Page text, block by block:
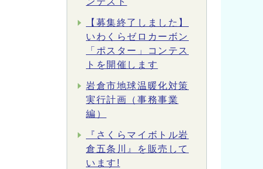
【募集終了しました】
いわくらゼロカーボン
「ポスター」コンテス
トを開催します
岩倉市地球温暖化対策
実行計画（事務事業
編）
『さくらマイボトル岩
倉五条川』を販売して
います!